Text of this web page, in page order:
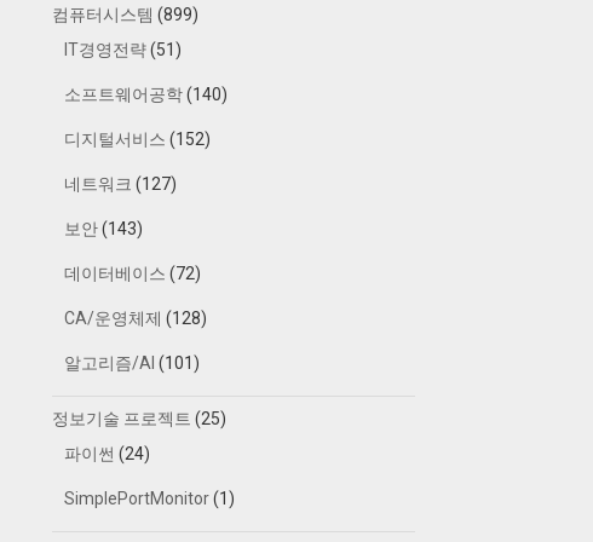
컴퓨터시스템 (899)
IT경영전략(51)
소프트웨어공학(140)
디지털서비스 (152)
네트워크 (127)
보안(143)
데이터베이스 (72)
CA/운영체제 (128)
알고리즘/AI (101)
정보기술 프로젝트 (25)
파이썬 (24)
SimplePortMonitor(1)